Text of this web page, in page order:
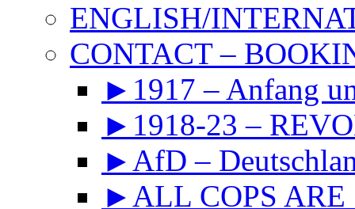
ENGLISH/
CONTACT –
►1917 – Anfang
►1918-23 –
►AfD –
►ALL COPS ARE